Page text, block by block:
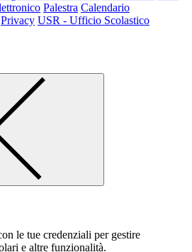
Palestra Calendario
Privacy USR - Ufficio Scolastico
le tue credenziali per gestire
e altre funzionalità.